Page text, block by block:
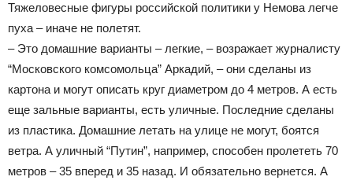
Тяжеловесные фигуры российской политики у Немова легче
пуха – иначе не полетят.
– Это домашние варианты – легкие, – возражает журналисту
“Московского комсомольца” Аркадий, – они сделаны из
картона и могут описать круг диаметром до 4 метров. А есть
еще зальные варианты, есть уличные. Последние сделаны
из пластика. Домашние летать на улице не могут, боятся
ветра. А уличный “Путин”, например, способен пролететь 70
метров – 35 вперед и 35 назад. И обязательно вернется. А